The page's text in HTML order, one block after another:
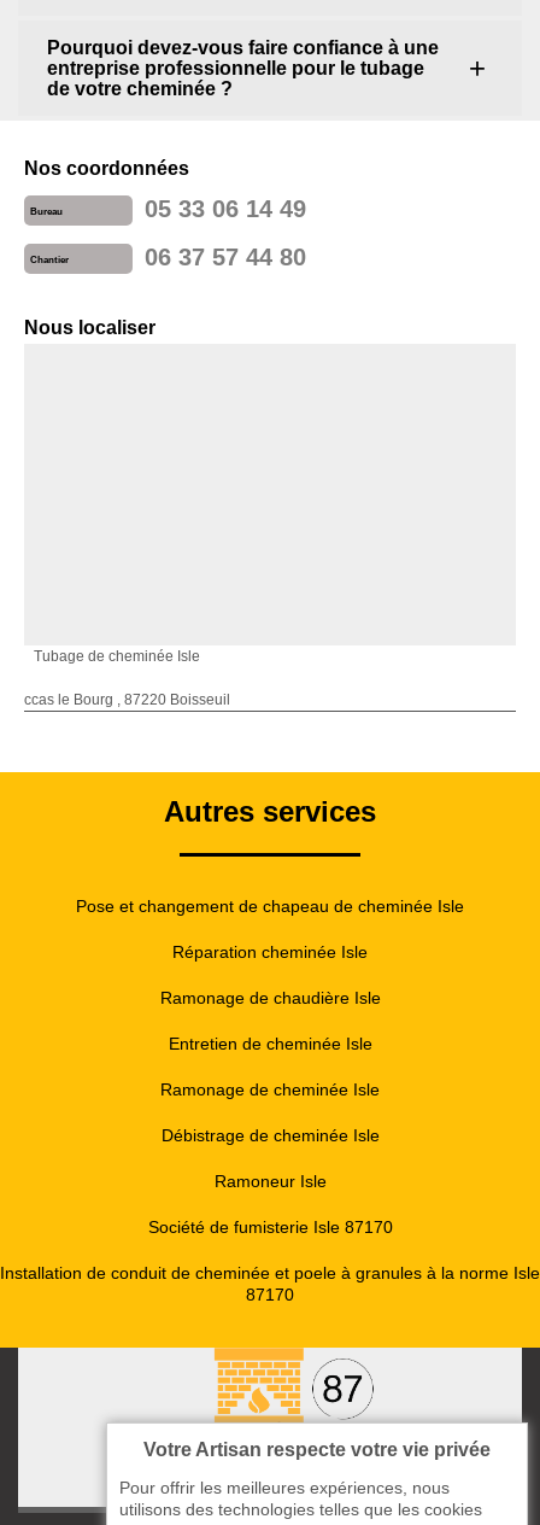
Pourquoi devez-vous faire confiance à une
entreprise professionnelle pour le tubage
de votre cheminée ?
Nos coordonnées
Bureau 05 33 06 14 49
Chantier 06 37 57 44 80
Nous localiser
Tubage de cheminée Isle
ccas le Bourg , 87220 Boisseuil
Autres services
Pose et changement de chapeau de cheminée Isle
Réparation cheminée Isle
Ramonage de chaudière Isle
Entretien de cheminée Isle
Ramonage de cheminée Isle
Débistrage de cheminée Isle
Ramoneur Isle
Société de fumisterie Isle 87170
Installation de conduit de cheminée et poele à granules à la norme Isle
87170
Votre Artisan respecte votre vie privée
Pour offrir les meilleures expériences, nous
utilisons des technologies telles que les cookies